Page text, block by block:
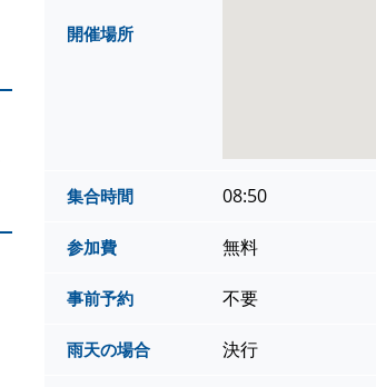
開催場所
集合時間 08:50
参加費 無料
事前予約 不要
雨天の場合 決行